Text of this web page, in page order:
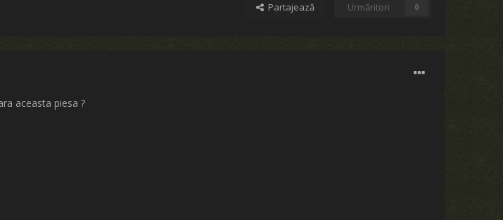
Partajează Urmăritori 0
aceasta piesa ?